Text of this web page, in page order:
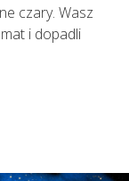
czary. Wasz
i dopadli